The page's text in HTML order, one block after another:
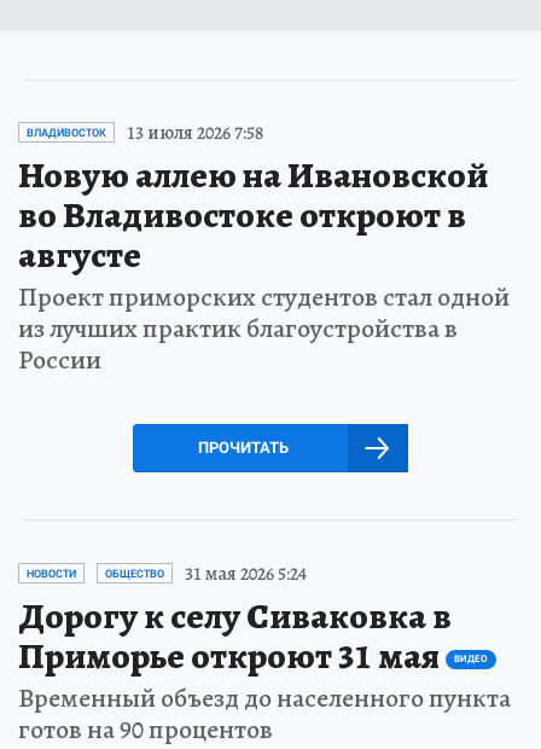
ВЛАДИВОСТОК 13 июля 2026 7:58
Новую аллею на Ивановской
во Владивостоке откроют в
августе
Проект приморских студентов стал одной
из лучших практик благоустройства в
России
ПРОЧИТАТЬ
НОВОСТИ ОБЩЕСТВО 31 мая 2026 5:24
Дорогу к селу Сиваковка в
Приморье откроют 31 мая
ВИДЕО
Временный объезд до населенного пункта
готов на 90 процентов